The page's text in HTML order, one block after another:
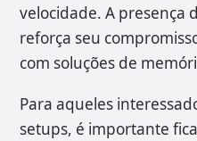
velocidade. A presença
reforça seu
com soluções de
Para aqueles
setups, é importante